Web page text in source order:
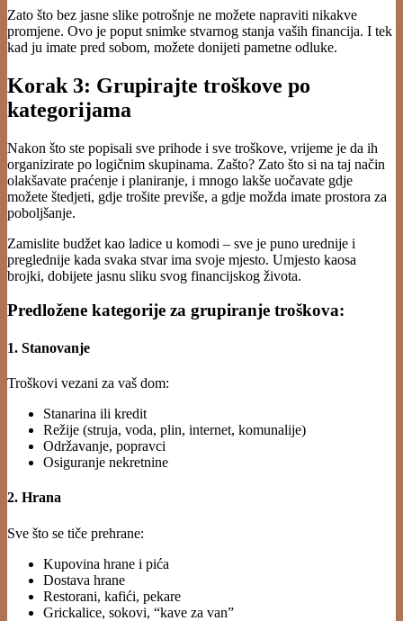
Zato što bez jasne slike potrošnje ne možete napraviti nikakve
promjene. Ovo je poput snimke stvarnog stanja vaših financija. I tek
kad ju imate pred sobom, možete donijeti pametne odluke.
Korak 3: Grupirajte troškove po
kategorijama
Nakon što ste popisali sve prihode i sve troškove, vrijeme je da ih
organizirate po logičnim skupinama. Zašto? Zato što si na taj način
olakšavate praćenje i planiranje, i mnogo lakše uočavate gdje
možete štedjeti, gdje trošite previše, a gdje možda imate prostora za
poboljšanje.
Zamislite budžet kao ladice u komodi – sve je puno urednije i
preglednije kada svaka stvar ima svoje mjesto. Umjesto kaosa
brojki, dobijete jasnu sliku svog financijskog života.
Predložene kategorije za grupiranje troškova:
1. Stanovanje
Troškovi vezani za vaš dom:
Stanarina ili kredit
Režije (struja, voda, plin, internet, komunalije)
Održavanje, popravci
Osiguranje nekretnine
2. Hrana
Sve što se tiče prehrane:
Kupovina hrane i pića
Dostava hrane
Restorani, kafići, pekare
Grickalice, sokovi, “kave za van”